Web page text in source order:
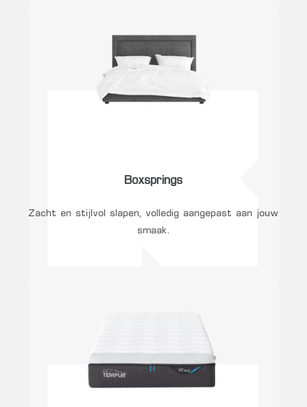
Boxsprings
Zacht en stijlvol slapen, volledig aangepast aan jouw
smaak.